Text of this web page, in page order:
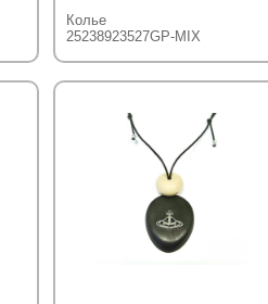
Колье
25238923527GP-MIX